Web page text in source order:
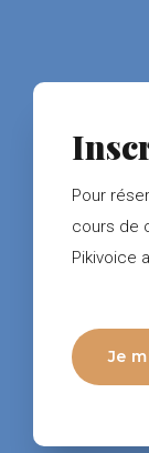
Pour
cours de
Pikivoice
Je